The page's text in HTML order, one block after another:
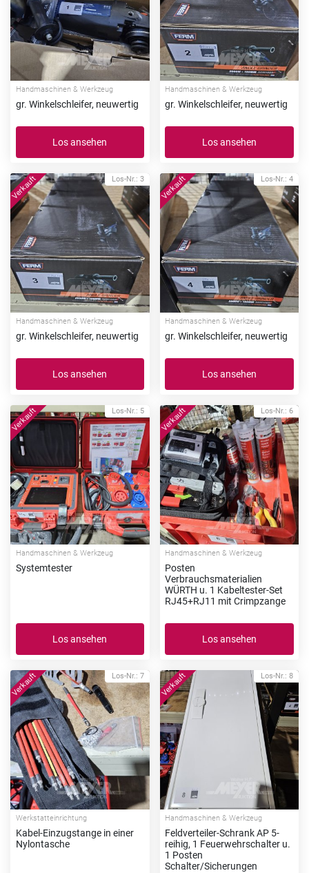
Handmaschinen & Werkzeug
gr. Winkelschleifer, neuwertig
Los ansehen
Handmaschinen & Werkzeug
gr. Winkelschleifer, neuwertig
Los ansehen
Los-Nr.: 3
Handmaschinen & Werkzeug
gr. Winkelschleifer, neuwertig
Los ansehen
Los-Nr.: 4
Handmaschinen & Werkzeug
gr. Winkelschleifer, neuwertig
Los ansehen
Los-Nr.: 5
Handmaschinen & Werkzeug
Systemtester
Los ansehen
Los-Nr.: 6
Handmaschinen & Werkzeug
Posten
Verbrauchsmaterialien
WÜRTH u. 1 Kabeltester-Set
RJ45+RJ11 mit Crimpzange
Los ansehen
Los-Nr.: 7
Werkstatteinrichtung
Kabel-Einzugstange in einer
Nylontasche
Los-Nr.: 8
Handmaschinen & Werkzeug
Feldverteiler-Schrank AP 5-
reihig, 1 Feuerwehrschalter u.
1 Posten
Schalter/Sicherungen